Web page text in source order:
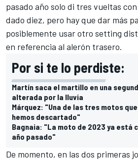
pasado año solo di tres vueltas
dado diez, pero hay que dar más
posiblemente usar otro setting
en referencia al alerón trasero.
Por si te lo perdiste:
Martín saca el martillo en una
alterada por la lluvia
Márquez: "Una de las tres motos
hemos descartado"
Bagnaia: "La moto de 2023 ya está
año pasado"
De momento, en las dos primeras